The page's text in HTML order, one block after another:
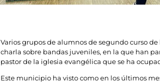
Varios grupos de alumnos de segundo curso
charla sobre bandas juveniles, en la que han
pastor de la iglesia evangélica que se ha
Este municipio ha visto como en los últimos